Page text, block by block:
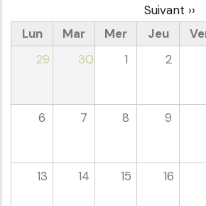
Suivant ››
Lun
Mar Mer Jeu
29
30 1 2
6 7 8 9
13 14 15 16